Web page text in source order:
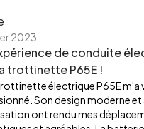
2023
de conduite
trottinette P65E !
électrique P65E m'a
Son design moderne et
ont rendu mes